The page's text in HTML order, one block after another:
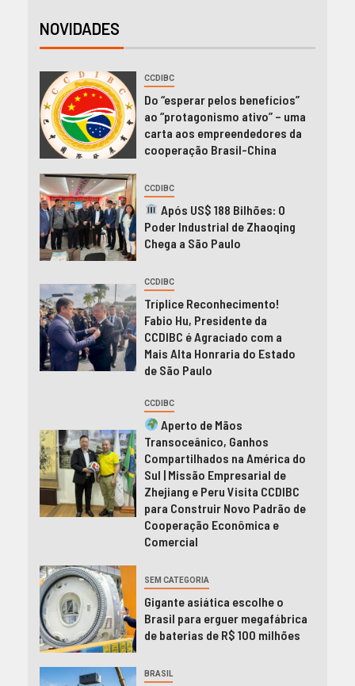
NOVIDADES
CCDIBC
Do “esperar pelos benefícios”
ao “protagonismo ativo” – uma
carta aos empreendedores da
cooperação Brasil-China
CCDIBC
Após US$ 188 Bilhões: O
Poder Industrial de Zhaoqing
Chega a São Paulo
CCDIBC
Tríplice Reconhecimento!
Fabio Hu, Presidente da
CCDIBC é Agraciado com a
Mais Alta Honraria do Estado
de São Paulo
CCDIBC
Aperto de Mãos
Transoceânico, Ganhos
Compartilhados na América do
Sul | Missão Empresarial de
Zhejiang e Peru Visita CCDIBC
para Construir Novo Padrão de
Cooperação Econômica e
Comercial
SEM CATEGORIA
Gigante asiática escolhe o
Brasil para erguer megafábrica
de baterias de R$ 100 milhões
BRASIL